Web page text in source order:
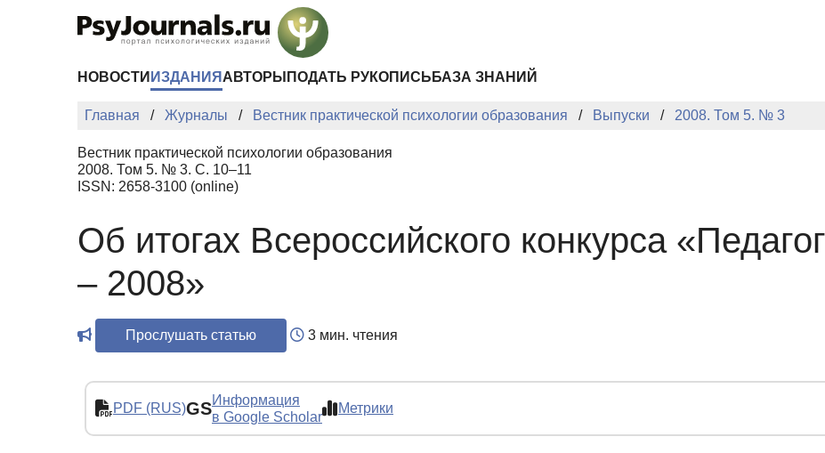
НОВОСТИ ИЗДАНИЯ АВТОРЫ ПОДАТЬ РУКОПИСЬ БАЗА ЗНАНИЙ
Главная Журналы Вестник практической психологии образования Выпуски 2008. Том 5. № 3
Вестник практической психологии образования
2008. Том 5. № 3. С. 10–11
ISSN: 2658-3100 (online)
Об итогах Всероссийского конкурса
– 2008»
Прослушать статью 3 мин. чтения
PDF (RUS)GSИнформация
в Google Scholar
Метрики